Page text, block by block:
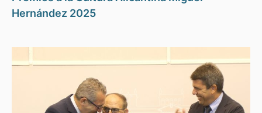
Hernández 2025